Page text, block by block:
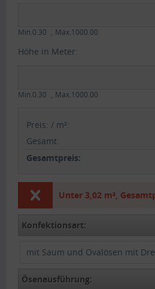
Min.0.30 Max.1000.00
Höhe in Meter:
Min.0.30 Max.1000.00
Preis: / m²:
Gesamt:
Gesamtpreis:
Unter3,02 m²,
Konfektionsart:
mit Saum und Ovalösen mit
Ösenausführung: